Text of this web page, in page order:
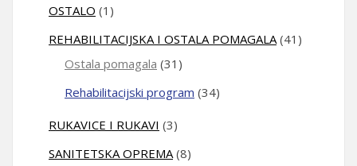
OSTALO (1)
REHABILITACIJSKA I OSTALA POMAGALA (41)
Ostala pomagala (31)
Rehabilitacijski program (34)
RUKAVICE I RUKAVI (3)
SANITETSKA OPREMA (8)